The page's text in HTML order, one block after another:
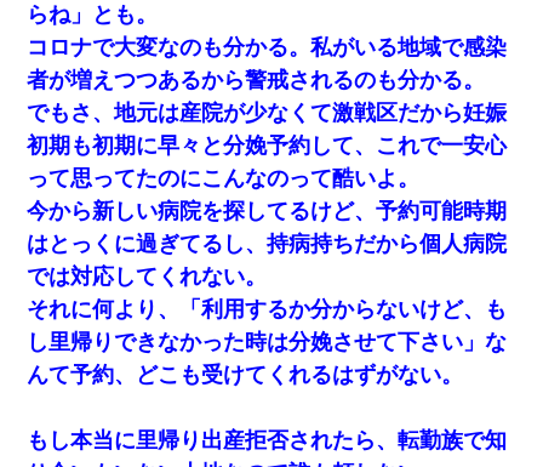
日曜日、会社の窓を見ると同僚の姿。俺（あれ？ディズニ
ーシーじゃ？）→俺電話「今何してんの？」同僚「シーで
並んでること！」俺「会社にいない？」→次の瞬間、すご
い鳥肌が立った
彼女との行為を録画した結果→衝撃の事実が判明したｗｗ
ｗｗｗｗ
日航機墜落事故の「ここからは日本語で大丈夫ですよ〜」
の絶望感がヤバイ・・・
体中に赤い蕁麻疹みたいなのができて、皮膚科にいったら
「ジベル薔薇色ひこう疹」という症状だと言われた
私が遺産を相続。→それを知った義両親が「旅行代金を出
せ！」「リフォーム費用を負担しろ！」「金の管理は私達
らね」とも。
コロナで大変なのも分かる。私がいる地域で感染
者が増えつつあるから警戒されるのも分かる。
でもさ、地元は産院が少なくて激戦区だから妊娠
初期も初期に早々と分娩予約して、これで一安心
って思ってたのにこんなのって酷いよ。
今から新しい病院を探してるけど、予約可能時期
はとっくに過ぎてるし、持病持ちだから個人病院
では対応してくれない。
それに何より、「利用するか分からないけど、も
し里帰りできなかった時は分娩させて下さい」な
んて予約、どこも受けてくれるはずがない。
もし本当に里帰り出産拒否されたら、転勤族で知